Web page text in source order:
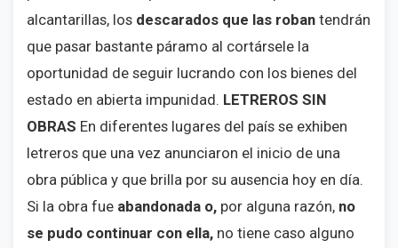
alcantarillas, los descarados que las roban tendrán
que pasar bastante páramo al cortársele la
oportunidad de seguir lucrando con los bienes del
estado en abierta impunidad. LETREROS SIN
OBRAS En diferentes lugares del país se exhiben
letreros que una vez anunciaron el inicio de una
obra pública y que brilla por su ausencia hoy en día.
Si la obra fue abandonada o, por alguna razón, no
se pudo continuar con ella, no tiene caso alguno